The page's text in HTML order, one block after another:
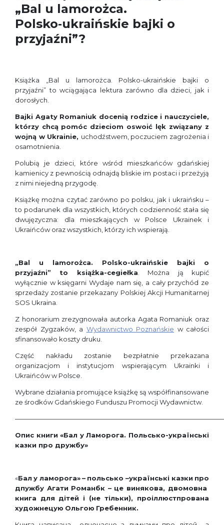
„Bal u lamorożca.
Polsko‑ukraińskie bajki o
przyjaźni”?
Książka „Bal u lamorożca. Polsko-ukraińskie bajki o
przyjaźni” to wciągająca lektura zarówno dla dzieci, jak i
dorosłych.
Bajki Agaty Romaniuk docenią rodzice i nauczyciele,
którzy chcą pomóc dzieciom oswoić lęk związany z
wojną w Ukrainie, uchodźstwem, poczuciem zagrożenia i
osamotnienia.
Polubią je dzieci, które wśród mieszkańców gdańskiej
kamienicy z pewnością odnajdą bliskie im postaci i przeżyją
z nimi niejedną przygodę.
Książkę można czytać zarówno po polsku, jak i ukraińsku –
to podarunek dla wszystkich, których codzienność stała się
dwujęzyczna: dla mieszkających w Polsce Ukrainek i
Ukraińców oraz wszystkich, którzy ich wspierają.
„Bal u lamorożca. Polsko-ukraińskie bajki o
przyjaźni” to książka-cegiełka. Można ją kupić
wyłącznie w księgarni Wydaje nam się, a cały przychód ze
sprzedaży zostanie przekazany Polskiej Akcji Humanitarnej
SOS Ukraina.
Z honorarium zrezygnowała autorka Agata Romaniuk oraz
zespół Zygzaków, a Wydawnictwo Poznańskie w całości
sfinansowało koszty druku.
Część nakładu zostanie bezpłatnie przekazana
organizacjom i instytucjom wspierającym Ukrainki i
Ukraińców w Polsce.
Wybrane działania promujące książkę są współfinansowane
ze środków Gdańskiego Funduszu Promocji Wydawnictw.
Опис книги «Бал у Ламорога. Польсько-українські
казки про дружбу»
«Бал у ламорога» – польсько –українські казки про
дпужбу Агати Романбк – це винякова, двомовна
книга
для дітей і (не тільки), проіллюстпрована
художнецую Ольгою Гребенник.